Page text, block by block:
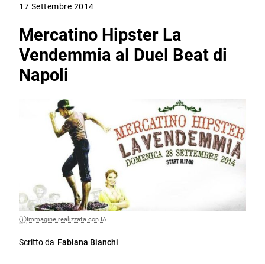
17 Settembre 2014
Mercatino Hipster La
Vendemmia al Duel Beat di
Napoli
Immagine realizzata con IA
Scritto da Fabiana Bianchi